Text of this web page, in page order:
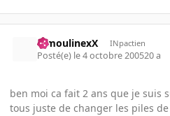
MmoulinexX INpactien
Posté(e) le 4 octobre 200520 a
ben moi ca fait 2 ans que je suis
tous juste de changer les piles